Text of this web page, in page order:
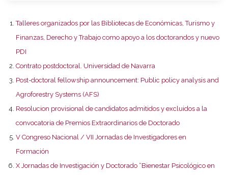
Talleres organizados por las Bibliotecas de Económicas, Turismo y
Finanzas, Derecho y Trabajo como apoyo a los doctorandos y nuevo
PDI
Contrato postdoctoral. Universidad de Navarra
Post-doctoral fellowship announcement: Public policy analysis and
Agroforestry Systems (AFS)
Resolucion provisional de candidatos admitidos y excluidos a la
convocatoria de Premios Extraordinarios de Doctorado
V Congreso Nacional / VII Jornadas de Investigadores en
Formación
X Jornadas de Investigación y Doctorado “Bienestar Psicológico en